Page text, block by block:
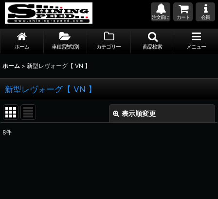
注文前に カート 会員
ホーム 車種(型式)別 カテゴリー 商品検索 メニュー
ホーム > 新型レヴォーグ【 VN 】
新型レヴォーグ【 VN 】
表示順変更
8件